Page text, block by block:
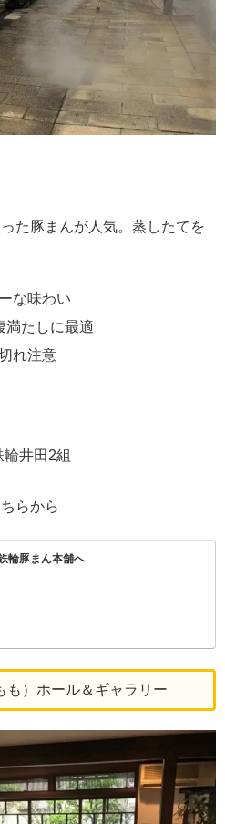
た豚まんが人気。蒸したてを
な味わい
満たしに最適
れ注意
井田2組
らから
輪豚まん本舗へ
も）ホール＆ギャラリー